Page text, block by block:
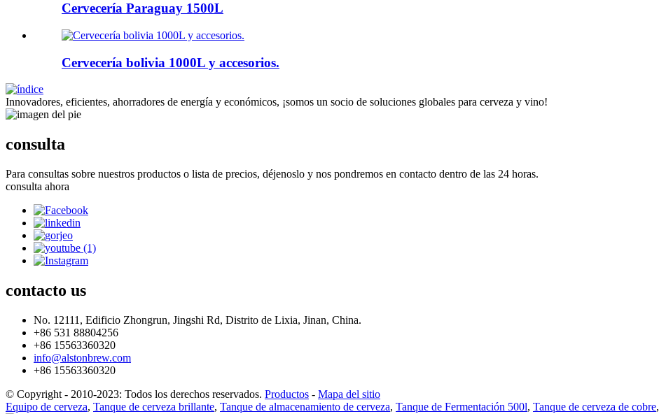
Cervecería Paraguay 1500L
Cervecería bolivia 1000L y accesorios.
Innovadores, eficientes, ahorradores de energía y económicos, ¡somos un socio de soluciones globales para cerveza y vino!
consulta
Para consultas sobre nuestros productos o lista de precios, déjenoslo y nos pondremos en contacto dentro de las 24 horas.
consulta ahora
contacto us
No. 12111, Edificio Zhongrun, Jingshi Rd, Distrito de Lixia, Jinan, China.
+86 531 88804256
+86 15563360320
info@alstonbrew.com
+86 15563360320
© Copyright - 2010-2023: Todos los derechos reservados. Productos - Mapa del sitio
Equipo de cerveza, Tanque de cerveza brillante, Tanque de almacenamiento de cerveza, Tanque de Fermentación 500l, Tanque de cerveza de cobre,